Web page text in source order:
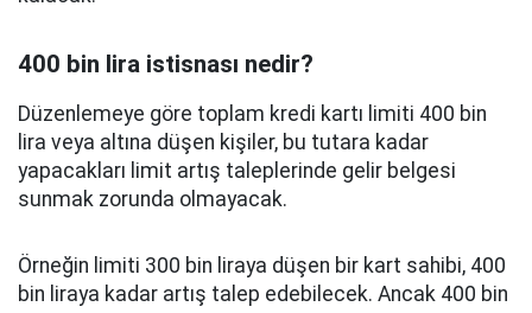
400 bin lira istisnası nedir?
Düzenlemeye göre toplam kredi kartı limiti 400 bin
lira veya altına düşen kişiler, bu tutara kadar
yapacakları limit artış taleplerinde gelir belgesi
sunmak zorunda olmayacak.
Örneğin limiti 300 bin liraya düşen bir kart sahibi, 400
bin liraya kadar artış talep edebilecek. Ancak 400 bin